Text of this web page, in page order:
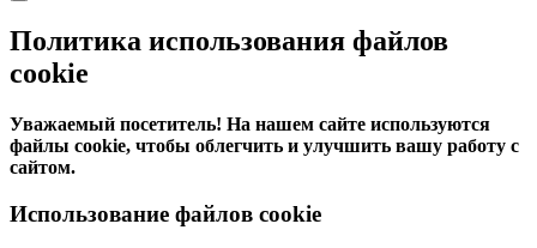
Политика использования файлов
cookie
Уважаемый посетитель! На нашем сайте используются
файлы cookie, чтобы облегчить и улучшить вашу работу с
сайтом.
Использование файлов cookie